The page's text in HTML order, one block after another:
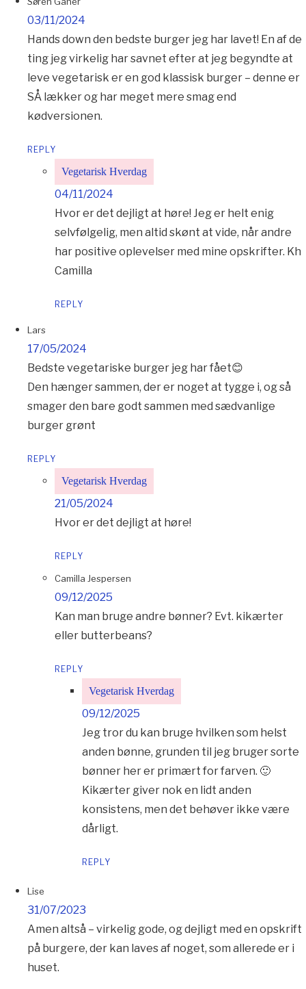
03/11/2024
Hands down den bedste burger jeg har lavet! En af de
ting jeg virkelig har savnet efter at jeg begyndte at
leve vegetarisk er en god klassisk burger – denne er
SÅ lækker og har meget mere smag end
kødversionen.
REPLY
Vegetarisk Hverdag
04/11/2024
Hvor er det dejligt at høre! Jeg er helt enig
selvfølgelig, men altid skønt at vide, når andre
har positive oplevelser med mine opskrifter. Kh
Camilla
REPLY
Lars
17/05/2024
Bedste vegetariske burger jeg har fået😊
Den hænger sammen, der er noget at tygge i, og så
smager den bare godt sammen med sædvanlige
burger grønt
REPLY
Vegetarisk Hverdag
21/05/2024
Hvor er det dejligt at høre!
REPLY
Camilla Jespersen
09/12/2025
Kan man bruge andre bønner? Evt. kikærter
eller butterbeans?
REPLY
Vegetarisk Hverdag
09/12/2025
Jeg tror du kan bruge hvilken som helst
anden bønne, grunden til jeg bruger sorte
bønner her er primært for farven. 🙂
Kikærter giver nok en lidt anden
konsistens, men det behøver ikke være
dårligt.
REPLY
Lise
31/07/2023
Amen altså – virkelig gode, og dejligt med en opskrift
på burgere, der kan laves af noget, som allerede er i
huset.